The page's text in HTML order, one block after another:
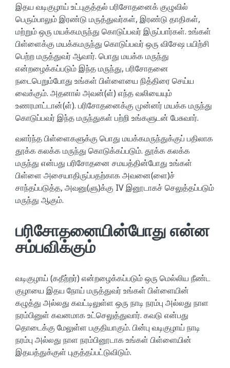
இதய வடிகுழாய் உட்புகுத்தல் பரிசோதனைக் குழுவில்
பெரும்பாலும் இரண்டு மருத்துவர்கள், இரண்டு தாதிகள்,
மற்றும் ஒரு மயக்கமருந்து கொடுப்பவர் இருப்பார்கள். உங்கள்
பிள்ளைக்கு மயக்கமருந்து கொடுப்பவர் ஒரு விசேஷ பயிற்சி
பெற்ற மருத்துவர் ஆவார். பொது மயக்க மருந்து
என்றழைக்கப்படும் இந்த மருந்து, பரிசோதனை
நடைபெறும்போது உங்கள் பிள்ளையை நித்திரை செய்ய
வைக்கும். அதனால் அவன்(ள்) எந்த வலியையும்
உணரமாட்டான்(ள்). பரிசோதனைக்கு முன்னர் மயக்க மருந்து
கொடுப்பவர் இந்த மருந்துகள் பற்றி உங்களுடன் பேசுவார்.
வளர்ந்த பிள்ளைகளுக்கு பொது மயக்கமருந்துக்குப் பதிலாக
தூக்க கலக்க மருந்து கொடுக்கப்படும். தூக்க கலக்க
மருந்து என்பது பரிசோதனை சமயத்தின்போது உங்கள்
பிள்ளை அசையாதிருப்பதற்காக அவனை(ளை)ச்
சாந்தப்படுத்த, அவனு(ளு)க்கு IV இனூடாகச் செலுத்தப்படும்
மருந்து ஆகும்.
பரிசோதனையின்போது என்ன
சம்பவிக்கும்
வடிகுழாய் (கதீற்றர்) என்றழைக்கப்படும் ஒரு மெல்லிய நீண்ட
குழாயை இதய நோய் மருத்துவர் உங்கள் பிள்ளையின்
கழுத்து அல்லது கவட்டிலுள்ள ஒரு நாடி நரம்பு அல்லது நாள
நரம்பினுள் கவனமாக உட்செலுத்துவார். கவடு என்பது
தொடைக்கு மேலுள்ள பகுதியாகும். பின்பு வடிகுழாய் நாடி
நரம்பு அல்லது நாள நரம்பினூடாக உங்கள் பிள்ளையின்
இதயத்துக்குள் புகுத்தப்பட்டுவிடும்.